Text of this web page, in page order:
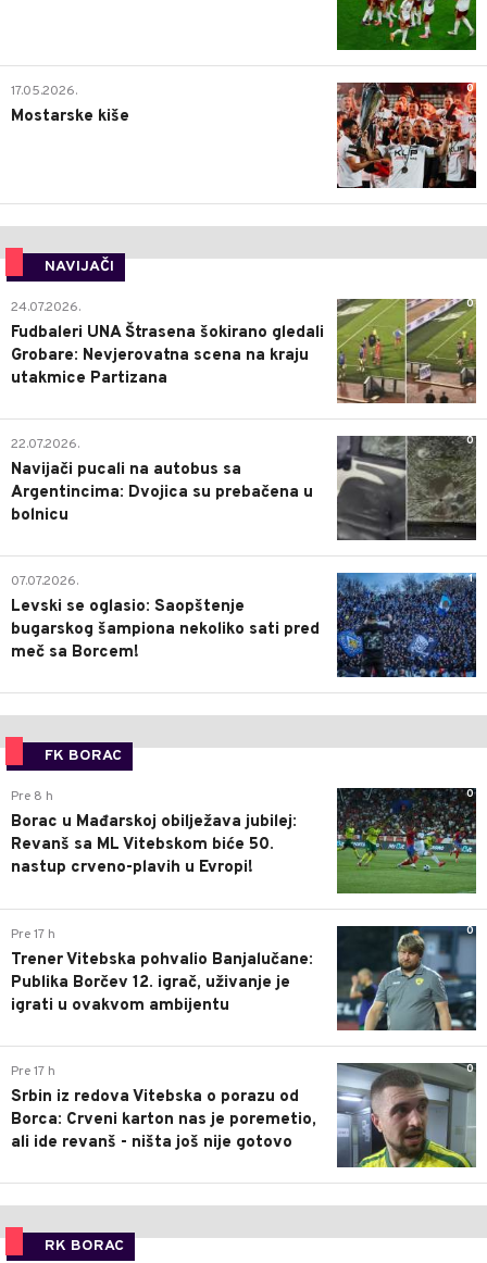
0
17.05.2026.
Mostarske kiše
NAVIJAČI
0
24.07.2026.
Fudbaleri UNA Štrasena šokirano gledali
Grobare: Nevjerovatna scena na kraju
utakmice Partizana
0
22.07.2026.
Navijači pucali na autobus sa
Argentincima: Dvojica su prebačena u
bolnicu
1
07.07.2026.
Levski se oglasio: Saopštenje
bugarskog šampiona nekoliko sati pred
meč sa Borcem!
FK BORAC
0
Pre 8 h
Borac u Mađarskoj obilježava jubilej:
Revanš sa ML Vitebskom biće 50.
nastup crveno-plavih u Evropi!
0
Pre 17 h
Trener Vitebska pohvalio Banjalučane:
Publika Borčev 12. igrač, uživanje je
igrati u ovakvom ambijentu
0
Pre 17 h
Srbin iz redova Vitebska o porazu od
Borca: Crveni karton nas je poremetio,
ali ide revanš - ništa još nije gotovo
RK BORAC